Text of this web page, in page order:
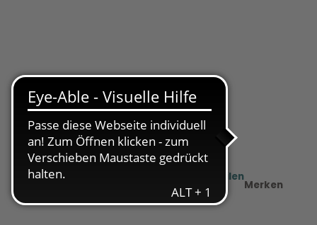
PDF
Teilen
Merken